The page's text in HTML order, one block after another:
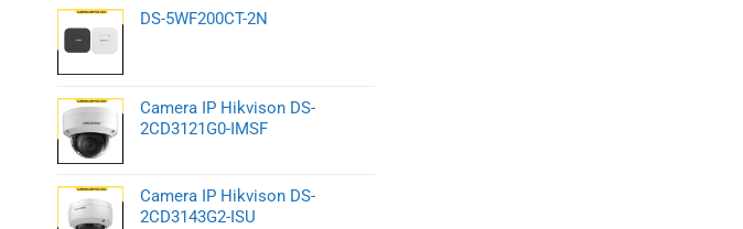
DS-5WF200CT-2N
Camera IP Hikvison DS-
2CD3121G0-IMSF
Camera IP Hikvison DS-
2CD3143G2-ISU